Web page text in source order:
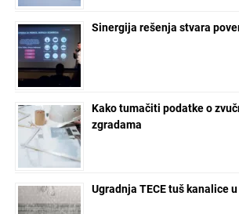
Sinergija rešenja stvara
Kako tumačiti podatke o
zgradama
Ugradnja TECE tuš kanalice